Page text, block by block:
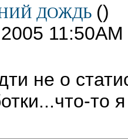
ДОЖДЬ ()
11:50AM
не о
то